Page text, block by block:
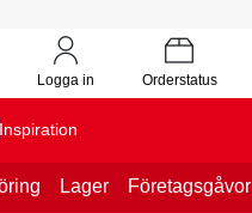
Logga in Orderstatus
Inspiration
Lager Företagsgåvor